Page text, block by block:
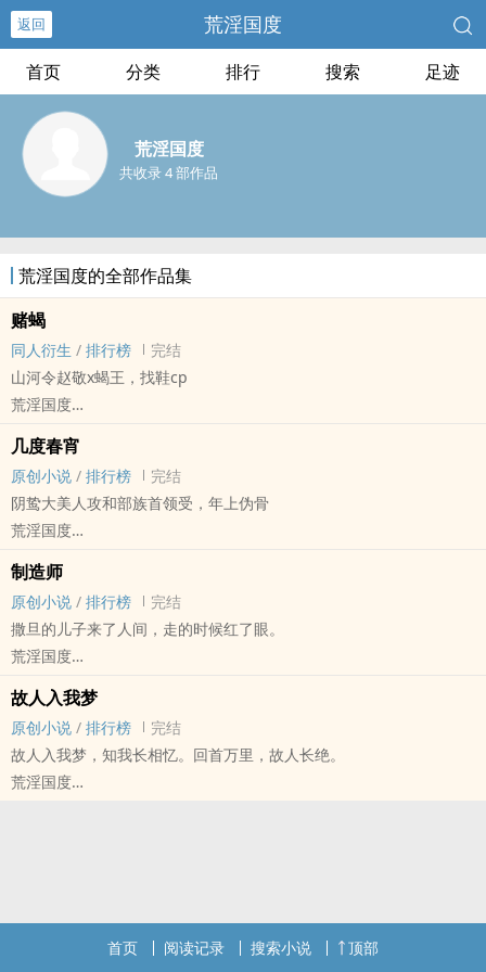
返回 荒淫国度
首页 分类 排行 搜索 足迹
荒淫国度
共收录 4 部作品
荒淫国度的全部作品集
赌蝎
同人衍生 / 排行榜
完结
山河令赵敬x蝎王，找鞋cp
荒淫国度
山河令 - 找鞋 同人衍生 - 影视同人 - BL - 短篇
完结 - 悲剧 - BE - 年下
山河令赵敬x蝎王，找鞋cp的完整结局，剧版原作向。
蝎揭留波是赌徒，用机关算尽和丧心病狂，跟义父赌一场注定结局的
爱恨余生。
几度春宵
原创小说 / 排行榜
完结
阴鸷大美人攻和部族首领受，年上伪骨
荒淫国度
悲剧 - 虐文 - 第二人称 - 架空世界
伪骨科，肉摩多摩多，周更，大概。
一直陪伴的兄长、互相牵念的家人是你，暴虐无度的君王、刀剑相向
的仇敌亦是你。
唯独你最想要的身份，
他从未将你当做过爱人。
你可以为他而死。
但你一直到死，都无法理解他的志向。
制造师
原创小说 / 排行榜
完结
撒旦的儿子来了人间，走的时候红了眼。
荒淫国度
现实主义 - 第一人称 - 末世 - 相爱相杀
强强
他曾说要人间变成地狱，一直到那个人死去他才发现，那天之后的每
一分每一秒，对他来说都是地狱，
故人入我梦
原创小说 / 排行榜
完结
故人入我梦，知我长相忆。回首万里，故人长绝。
荒淫国度
首页 阅读记录 搜索小说 顶部